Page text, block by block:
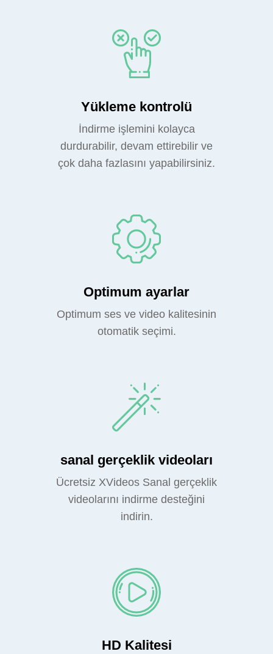
Yükleme kontrolü
İndirme işlemini kolayca
durdurabilir, devam ettirebilir ve
çok daha fazlasını yapabilirsiniz.
Optimum ayarlar
Optimum ses ve video kalitesinin
otomatik seçimi.
sanal gerçeklik videoları
Ücretsiz XVideos Sanal gerçeklik
videolarını indirme desteğini
indirin.
HD Kalitesi